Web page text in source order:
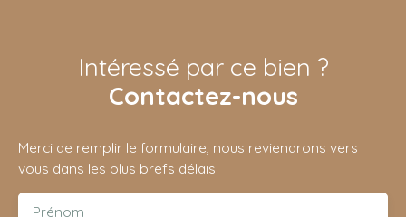
Intéressé par ce bien ?
Contactez-nous
Merci de remplir le formulaire, nous reviendrons vers
vous dans les plus brefs délais.
Prénom